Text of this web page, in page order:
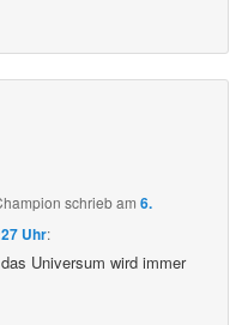
schriebam6.
Uhr:
Universum wird immer